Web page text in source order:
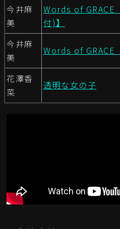
今井麻
美
Words of GRACE
付)】
今井麻
美
Words of GRACE
花澤香
菜
透明な女の子